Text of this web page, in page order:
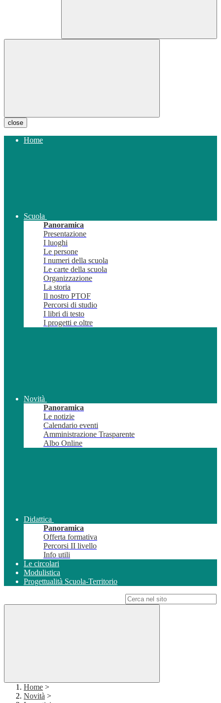
close
Home
Scuola
Panoramica
Presentazione
I luoghi
Le persone
I numeri della scuola
Le carte della scuola
Organizzazione
La storia
Il nostro PTOF
Percorsi di studio
I libri di testo
I progetti e oltre
Novità
Panoramica
Le notizie
Calendario eventi
Amministrazione Trasparente
Albo Online
Didattica
Panoramica
Offerta formativa
Percorsi II livello
Info utili
Le circolari
Modulistica
Progettualità Scuola-Territorio
Home >
Novità >